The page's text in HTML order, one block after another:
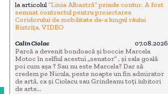
la articolul“Linia Albastră” prinde contur. A fost
semnat contractul pentru proiectarea
Coridorului de mobilitate de-a lungul râului
Bistrița. VIDEO
Calin Ciolac
07.08.2026
Parcă a devenit bondoacă și boccie Marcela
Motoc în selfiul acestui „senator” , și sala goală
poi cum așa ? Sau nu este Marcela? Dar să
credem pe Nicula, peste noapte un fin admirator
de artă, ca și Ciolacu sau Grindeanu toți iubitori
de arte...